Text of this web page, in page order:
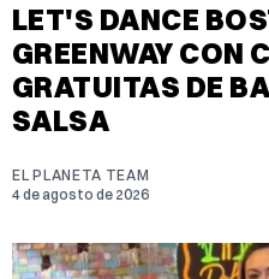
LET'S DANCE
GREENWAY CON
GRATUITAS DE
SALSA
EL PLANETA TEAM
4 de agosto de 2026